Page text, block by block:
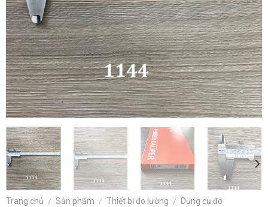
Trang chủ / Sản phẩm / Thiết bị đo lường / Dụng cụ đo